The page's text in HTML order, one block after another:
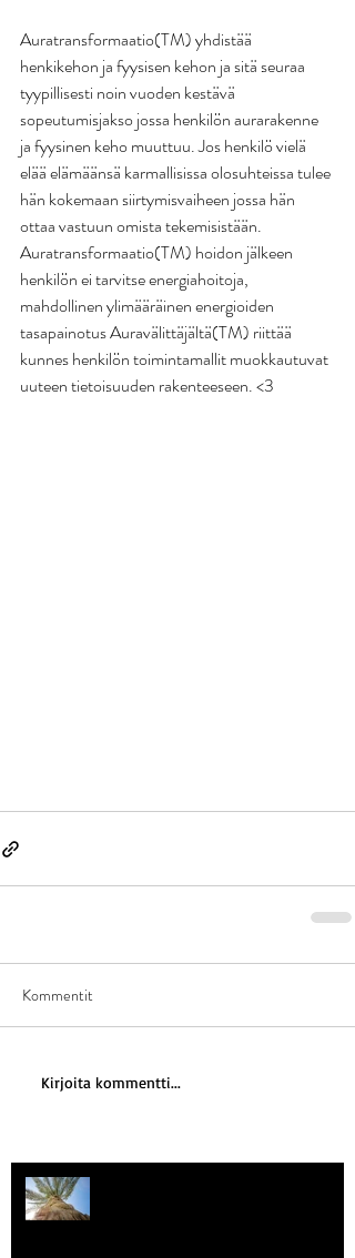
Auratransformaatio(TM) yhdistää
henkikehon ja fyysisen kehon ja sitä seuraa
tyypillisesti noin vuoden kestävä
sopeutumisjakso jossa henkilön aurarakenne
ja fyysinen keho muuttuu. Jos henkilö vielä
elää elämäänsä karmallisissa olosuhteissa tulee
hän kokemaan siirtymisvaiheen jossa hän
ottaa vastuun omista tekemisistään.
Auratransformaatio(TM) hoidon jälkeen
henkilön ei tarvitse energiahoitoja,
mahdollinen ylimääräinen energioiden
tasapainotus Auravälittäjältä(TM) riittää
kunnes henkilön toimintamallit muokkautuvat
uuteen tietoisuuden rakenteeseen. <3
Kommentit
Kirjoita kommentti...